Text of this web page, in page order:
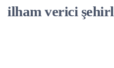
ilham verici